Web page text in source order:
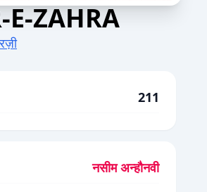
E-ZAHRA
211
नसीम अन्हौनवी